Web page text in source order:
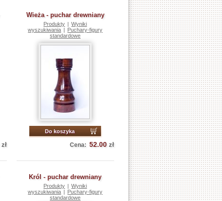
zł
Wieża - puchar drewniany
Produkty | Wyniki
wyszukiwania | Puchary-figury
standardowe
Do koszyka
Cena: 52.00 zł
Król - puchar drewniany
Produkty | Wyniki
wyszukiwania | Puchary-figury
standardowe